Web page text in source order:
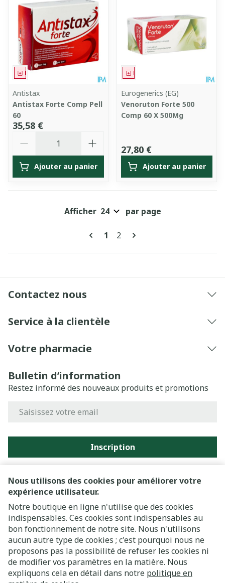
Nous utilisons des cookies pour améliorer votre
expérience utilisateur.
Notre boutique en ligne n'utilise que des cookies
indispensables. Ces cookies sont indispensables au
bon fonctionnement de notre site. Nous n'utilisons
aucun autre type de cookies ; c'est pourquoi nous ne
proposons pas la possibilité de refuser les cookies ni
de modifier vos paramètres en la matière. Nous
expliquons cela en détail dans notre politique en
Médicament
Antistax
Antistax Forte Comp Pell
60
35,58 €
Ajouter au panier
Médicament
Eurogenerics (EG)
Venoruton Forte 500
Comp 60 X 500Mg
27,80 €
Ajouter au panier
Pages
Vous lisez actuellement la
1 Page
2
Afficher par page
Contactez nous
Service à la clientèle
Votre pharmacie
Bulletin d’information
Restez informé des nouveaux produits et promotions
Inscription
En cliquant sur s'abonner, vous vous abonnez à notre
newsletter et acceptez notrepolitique de confidentialité.
Liens légaux